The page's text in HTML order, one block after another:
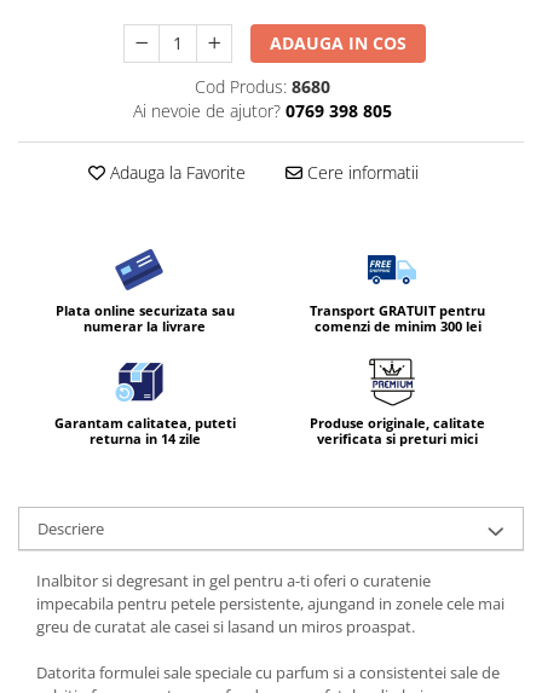
Combaterea Insectelor
Daunatoare
Diverse produse de uz casnic
Saci Menajeri
Servetele Umede Multisuprfete
Ingrijire Personala
Ingrijirea corpului
Crema
Deo Incaltaminte
Gel de dus
Igiena orala
Ingrijire intima
Lotiune de corp
ADAUGA IN COS
Cod Produs: 8680
Ai nevoie de ajutor? 0769 398 805
Adauga la Favorite Cere informatii
Plata online securizata sau
numerar la livrare
Transport GRATUIT pentru
comenzi de minim 300 lei
Garantam calitatea, puteti
returna in 14 zile
Produse originale, calitate
verificata si preturi mici
Descriere
Inalbitor si degresant in gel pentru a-ti oferi o curatenie
impecabila pentru petele persistente, ajungand in zonele cele mai
greu de curatat ale casei si lasand un miros proaspat.
Datorita formulei sale speciale cu parfum si a consistentei sale de